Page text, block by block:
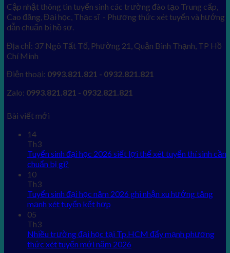
Cập nhật thông tin tuyển sinh các trường đào tạo Trung cấp,
Cao đăng, Đại học, Thạc sĩ - Phương thức xét tuyển và hướng
dẫn chuẩn bị hồ sơ.
Địa chỉ: 37 Ngô Tất Tố, Phường 21, Quận Bình Thạnh, TP Hồ
Chí Minh
Điện thoại: 0993.821.821 - 0932.821.821
Zalo: 0993.821.821 - 0932.821.821
Bài viết mới
14
Th3
Tuyển sinh đại học 2026 siết lợi thế xét tuyển thí sinh cần
chuẩn bị gì?
10
Th3
Tuyển sinh đại học năm 2026 ghi nhận xu hướng tăng
mạnh xét tuyển kết hợp
05
Th3
Nhiều trường đại học tại Tp.HCM đẩy mạnh phương
thức xét tuyển mới năm 2026